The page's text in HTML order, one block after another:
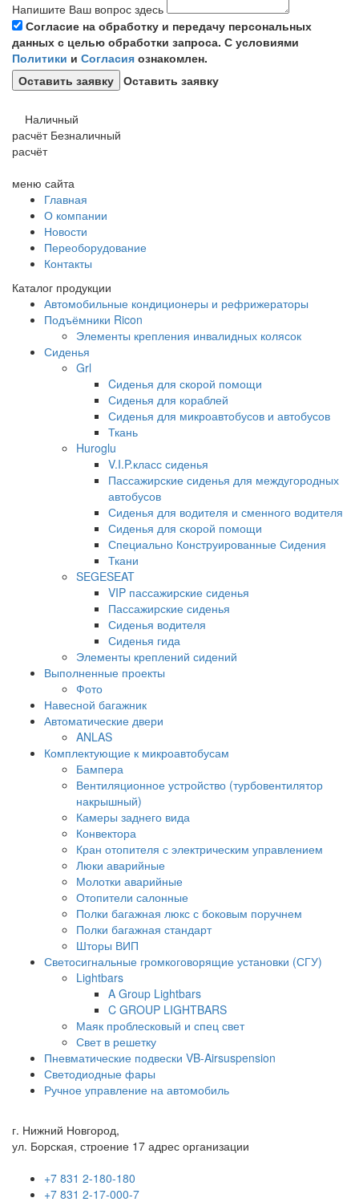
Напишите Ваш вопрос здесь
Согласие на обработку и передачу персональных
данных с целью обработки запроса. С условиями
Политики и Согласия ознакомлен.
Оставить заявку
Наличный
расчёт Безналичный
расчёт
меню сайта
Главная
О компании
Новости
Переоборудование
Контакты
Каталог продукции
Автомобильные кондиционеры и рефрижераторы
Подъёмники Ricon
Элементы крепления инвалидных колясок
Сиденья
Grl
Cиденья для скорой помощи
Сиденья для кораблей
Сиденья для микроавтобусов и автобусов
Ткань
Huroglu
V.I.P.класс сиденья
Пассажирские сиденья для междугородных
автобусов
Сиденья для водителя и сменного водителя
Сиденья для скорой помощи
Специально Конструированные Сидения
Ткани
SEGESEAT
VIP пассажирские сиденья
Пассажирские сиденья
Сиденья водителя
Сиденья гида
Элементы креплений сидений
Выполненные проекты
Фото
Навесной багажник
Автоматические двери
ANLAS
Комплектующие к микроавтобусам
Бампера
Вентиляционное устройство (турбовентилятор
накрышный)
Камеры заднего вида
Конвектора
Кран отопителя с электрическим управлением
Люки аварийные
Молотки аварийные
Отопители салонные
Полки багажная люкс с боковым поручнем
Полки багажная стандарт
Шторы ВИП
Светосигнальные громкоговорящие установки (СГУ)
Lightbars
A Group Lightbars
C GROUP LIGHTBARS
Маяк проблесковый и спец свет
Свет в решетку
Пневматические подвески VB-Airsuspension
Светодиодные фары
Ручное управление на автомобиль
г. Нижний Новгород,
ул. Борская, строение 17 адрес организации
+7 831 2-180-180
+7 831 2-17-000-7